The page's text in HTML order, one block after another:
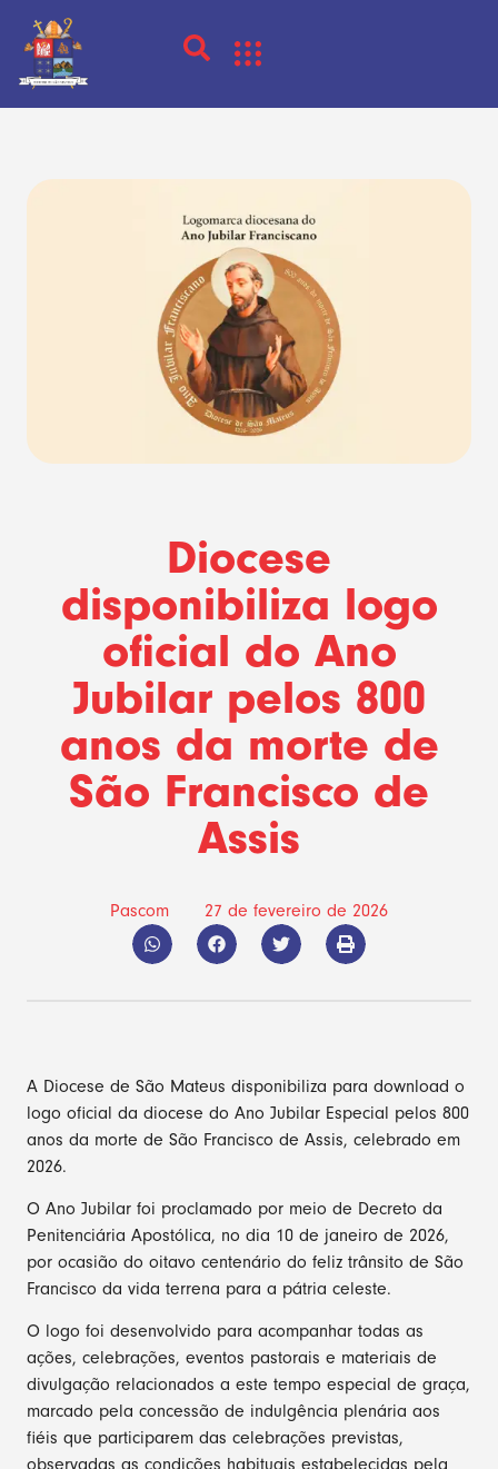
Diocese
disponibiliza logo
oficial do Ano
Jubilar pelos 800
anos da morte de
São Francisco de
Assis
Pascom 27 de fevereiro de 2026
A Diocese de São Mateus disponibiliza para download o
logo oficial da diocese do Ano Jubilar Especial pelos 800
anos da morte de São Francisco de Assis, celebrado em
2026.
O Ano Jubilar foi proclamado por meio de Decreto da
Penitenciária Apostólica, no dia 10 de janeiro de 2026,
por ocasião do oitavo centenário do feliz trânsito de São
Francisco da vida terrena para a pátria celeste.
O logo foi desenvolvido para acompanhar todas as
ações, celebrações, eventos pastorais e materiais de
divulgação relacionados a este tempo especial de graça,
marcado pela concessão de indulgência plenária aos
fiéis que participarem das celebrações previstas,